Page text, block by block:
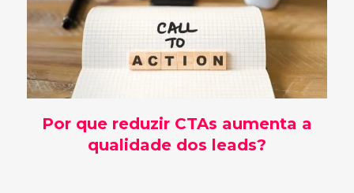
Por que reduzir CTAs aumenta a
qualidade dos leads?